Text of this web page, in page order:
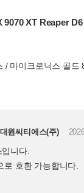
XT Reaper
/ 마이크로닉스 골
대원씨티에스(주)
니다.
호환 가능합니다.